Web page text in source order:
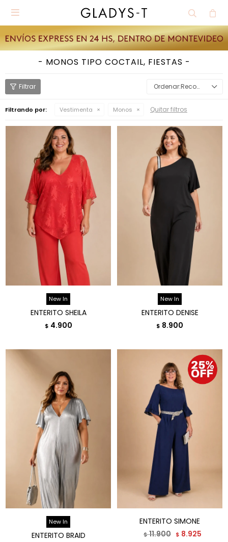

MONOS TIPO COCTAIL, FIESTAS
Recomendados
Filtrando por: Vestimenta Monos Quitar filtros
New In
ENTERITO SHEILA
$ 4.900
New In
ENTERITO DENISE
$ 8.900
New In
ENTERITO BRAID
ENTERITO SIMONE
$11.900 $ 8.925